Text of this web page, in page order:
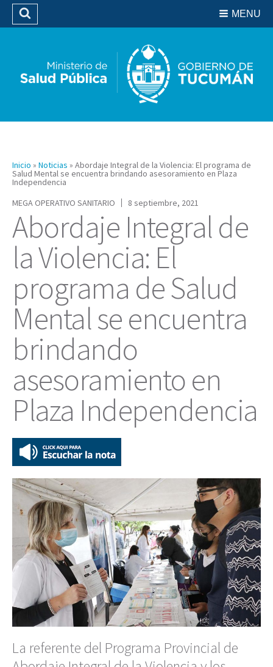
Biblioteca
MENU
Buscar
Inicio » Noticias » Abordaje Integral de la Violencia: El programa de
Salud Mental se encuentra brindando asesoramiento en Plaza
Independencia
MEGA OPERATIVO SANITARIO
8 septiembre, 2021
Abordaje Integral de
la Violencia: El
programa de Salud
Mental se encuentra
brindando
asesoramiento en
Plaza Independencia
La referente del Programa Provincial de